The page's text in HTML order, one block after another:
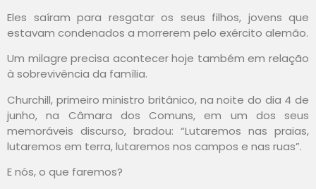
Eles saíram para resgatar os seus filhos, jovens que
estavam condenados a morrerem pelo exército alemão.
Um milagre precisa acontecer hoje também em relação
à sobrevivência da família.
Churchill, primeiro ministro britânico, na noite do dia 4 de
junho, na Câmara dos Comuns, em um dos seus
memoráveis discurso, bradou: “Lutaremos nas praias,
lutaremos em terra, lutaremos nos campos e nas ruas”.
E nós, o que faremos?